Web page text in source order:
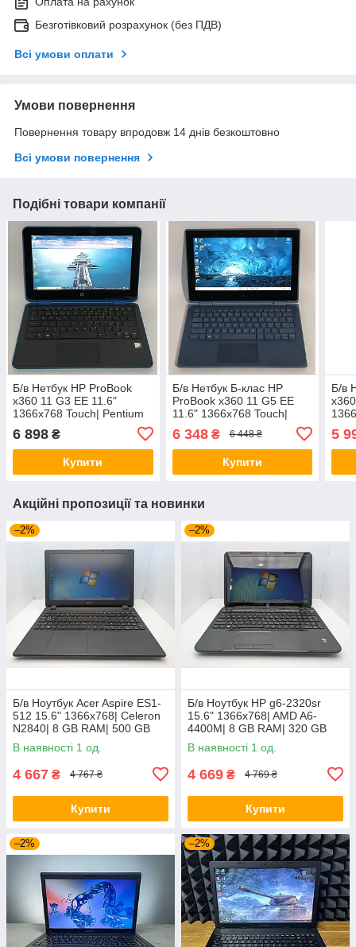
Безготівковий розрахунок (без ПДВ)
Всі умови оплати
Умови повернення
Повернення товару впродовж 14 днів безкоштовно
Всі умови повернення
Подібні товари компанії
Б/в Нетбук HP ProBook
x360 11 G3 EE 11.6"
1366x768 Touch| Pentium
256GB SSD| UHD 605
6 898 ₴
Купити
Б/в Нетбук Б-клас HP
ProBook x360 11 G5 EE
11.6" 1366x768 Touch|
Pentium Silver N5030| 8GB
RAM| 128GB SSD| HD 605
6 348₴ 6 448 ₴
Купити
Б/в
5
Акційні пропозиції та новинки
–2%
Б/в Ноутбук Acer Aspire ES1-
512 15.6" 1366x768| Celeron
N2840| 8 GB RAM| 500 GB
HDD| HD
В наявності 1 од.
4 667 ₴ 4 767 ₴
Купити
–2%
Б/в Ноутбук HP g6-2320sr
15.6" 1366x768| AMD A6-
4400M| 8 GB RAM| 320 GB
HDD| Radeon HD 7520G
В наявності 1 од.
4 669 ₴ 4 769 ₴
Купити
–2% –2%